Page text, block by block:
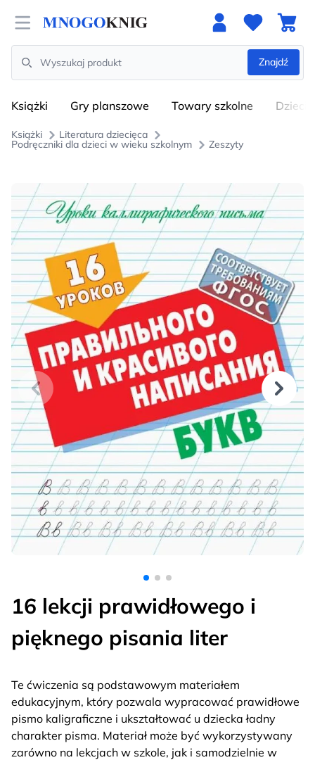
Open menu
Search
Znajdź
Książki Gry planszowe Towary szkolne
Książki Literatura dziecięca
Podręczniki dla dzieci w wieku szkolnym Zeszyty
16 lekcji prawidłowego i
pięknego pisania liter
Te ćwiczenia są podstawowym materiałem
edukacyjnym, który pozwala wypracować prawidłowe
pismo kaligraficzne i ukształtować u dziecka ładny
charakter pisma. Materiał może być wykorzystywany
zarówno na lekcjach w szkole, jak i samodzielnie w